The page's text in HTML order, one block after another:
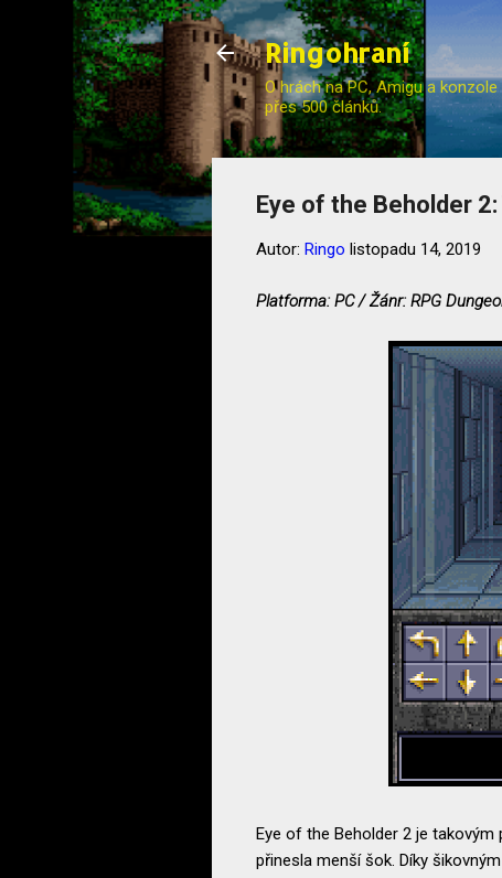
Ringohraní
O hrách na PC, Amigu a
přes 500 článků.
Eye of the Beholder
Autor: Ringo listopadu 14, 2019
Platforma: PC / Žánr: RPG
Eye of the Beholder 2 je
přinesla menší šok. Díky